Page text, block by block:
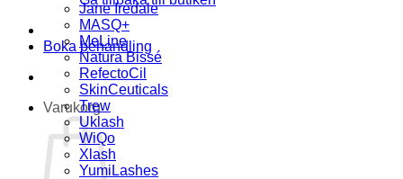
Boka behandling
Varukorg
Jane Iredale
MASQ+
MeLine
Natura Bissé
RefectoCil
SkinCeuticals
Trew
Uklash
WiQo
Xlash
YumiLashes